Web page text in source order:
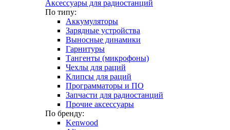
Аксессуары для радиостанций
По типу:
Аккумуляторы
Зарядные устройства
Выносные динамики
Гарнитуры
Тангенты (микрофоны)
Чехлы для раций
Клипсы для раций
Программаторы и ПО
Запчасти для радиостанций
Прочие аксессуары
По бренду:
Kenwood